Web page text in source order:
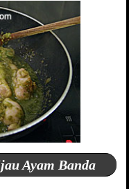
Ayam Banda